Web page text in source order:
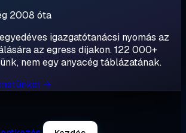
2008 óta
igazgatótanácsi nyomás az
az egress díjakon. 122 000+
nem egy anyacég táblázatának.
→